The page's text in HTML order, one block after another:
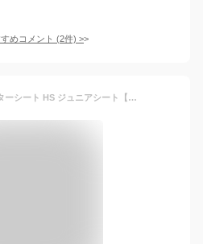
めコメント (2件) >
洗濯機で洗える ブースターシート HS ジュニアシート【ECE認証】【予約販売限定価格】【送料無料 沖縄・一部地域を除く】【送料無料】